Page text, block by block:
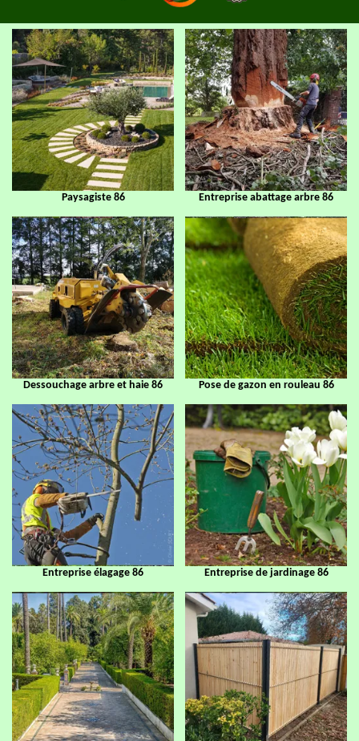
Paysagiste 86 Entreprise abattage arbre 86
Dessouchage arbre et haie 86 Pose de gazon en rouleau 86
Entreprise élagage 86 Entreprise de jardinage 86